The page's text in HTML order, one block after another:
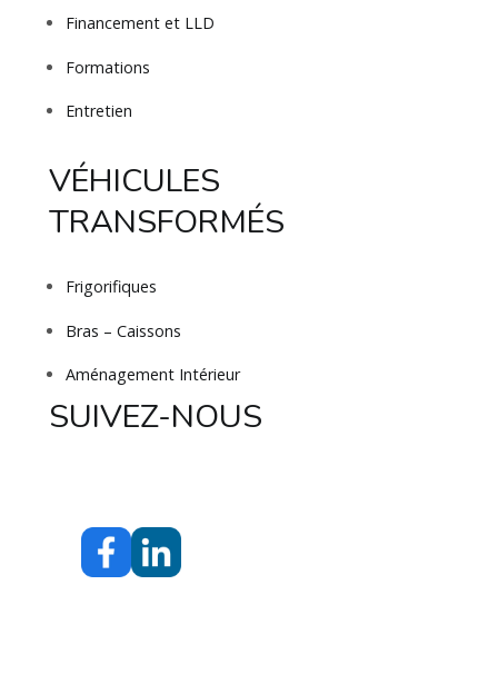
Financement et LLD
Formations
Entretien
VÉHICULES
TRANSFORMÉS
Frigorifiques
Bras – Caissons
Aménagement Intérieur
SUIVEZ-NOUS